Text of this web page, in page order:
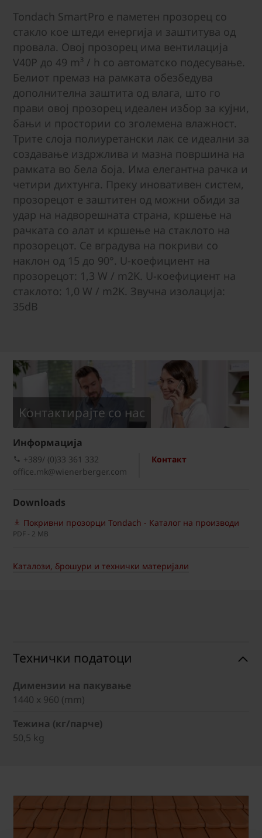
Tondach SmartPro е паметен прозорец со
стакло кое штеди енергија и заштитува од
провала. Овој прозорец има вентилација
V40P до 49 m³ / h со автоматско подесување.
Белиот премаз на рамката обезбедува
дополнителна заштита од влага, што го
прави овој прозорец идеален избор за кујни,
бањи и простории со зголемена влажност.
Трите слоја полиуретански лак се идеални за
создавање издржлива и мазна површина на
рамката во бела боја. Има елегантна рачка и
четири дихтунга. Преку иновативен систем,
прозорецот е заштитен од можни обиди за
удар на надворешната страна, кршење на
рачката со алат и кршење на стаклото на
прозорецот. Се вградува на покриви со
наклон од 15 до 90°. U-коефициент на
прозорецот: 1,3 W / m2K. U-коефициент на
стаклото: 1,0 W / m2K. Звучна изолација:
35dB
Kонтактирајте со нас
Информациja
Контакт
+389/ (0)33 361 332
office.mk@wienerberger.com
Downloads
Покривни прозорци Tondach - Каталог на производи
PDF - 2 MB
Каталози, брошури и технички материјали
Технички податоци
Димензии на пакување
1440 x 960 (mm)
Тежина (кг/парче)
50,5 kg